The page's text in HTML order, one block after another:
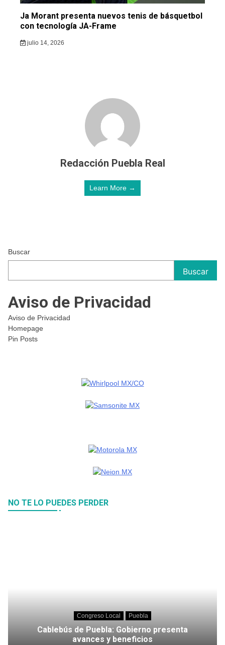
Ja Morant presenta nuevos tenis de básquetbol
con tecnología JA-Frame
julio 14, 2026
Redacción Puebla Real
Learn More →
Buscar
Buscar
Aviso de Privacidad
Aviso de Privacidad
Homepage
Pin Posts
NO TE LO PUEDES PERDER
Congreso Local Puebla
Cablebús de Puebla: Gobierno presenta
avances y beneficios